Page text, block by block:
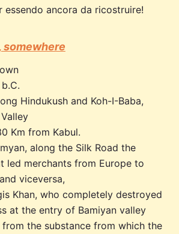
essendo ancora da ricostruire!
somewhere
Hindukush and Koh-I-Baba,
Km from Kabul.
along the Silk Road the
led merchants from Europe to
viceversa,
Khan, who completely destroyed
at the entry of Bamiyan valley
the substance from which the